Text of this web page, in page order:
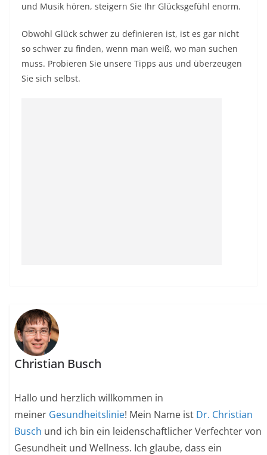
und Musik hören, steigern Sie Ihr Glücksgefühl enorm.
Obwohl Glück schwer zu definieren ist, ist es gar nicht
so schwer zu finden, wenn man weiß, wo man suchen
muss. Probieren Sie unsere Tipps aus und überzeugen
Sie sich selbst.
Christian Busch
Hallo und herzlich willkommen in
meiner Gesundheitslinie! Mein Name ist Dr. Christian
Busch und ich bin ein leidenschaftlicher Verfechter von
Gesundheit und Wellness. Ich glaube, dass ein